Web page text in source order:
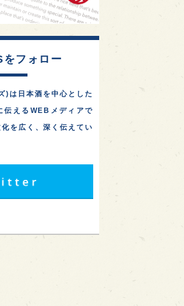
フォロー
)は日本酒を中心とした
伝えるWEBメディアで
を広く、深く伝えてい